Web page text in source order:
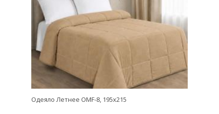
Одеяло Летнее OMF-8, 195x215